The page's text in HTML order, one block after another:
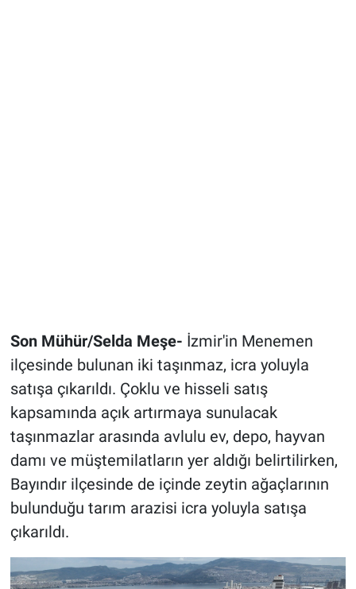
Son Mühür/Selda Meşe- İzmir'in Menemen
ilçesinde bulunan iki taşınmaz, icra yoluyla
satışa çıkarıldı. Çoklu ve hisseli satış
kapsamında açık artırmaya sunulacak
taşınmazlar arasında avlulu ev, depo, hayvan
damı ve müştemilatların yer aldığı belirtilirken,
Bayındır ilçesinde de içinde zeytin ağaçlarının
bulunduğu tarım arazisi icra yoluyla satışa
çıkarıldı.